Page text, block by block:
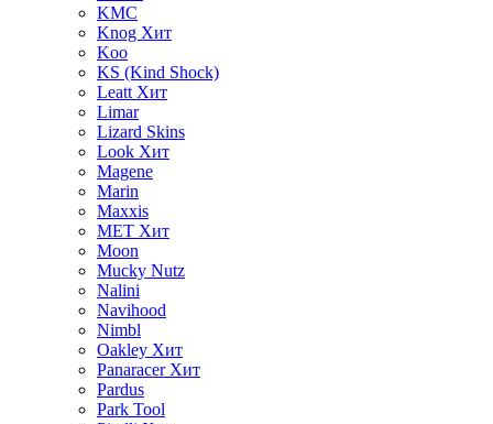
KMC
Knog Хит
Koo
KS (Kind Shock)
Leatt Хит
Limar
Lizard Skins
Look Хит
Magene
Marin
Maxxis
MET Хит
Moon
Mucky Nutz
Nalini
Navihood
Nimbl
Oakley Хит
Panaracer Хит
Pardus
Park Tool